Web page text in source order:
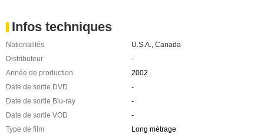
Infos techniques
Nationalités U.S.A., Canada
Distributeur
-
Année de production
2002
Date de sortie DVD
-
Date de sortie Blu-ray
-
Date de sortie VOD
-
Type de film
Long métrage